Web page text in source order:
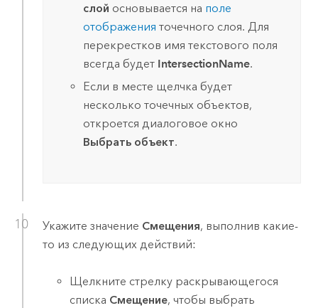
слой основывается на поле
отображения точечного слоя. Для
перекрестков имя текстового поля
всегда будет IntersectionName.
Если в месте щелчка будет
несколько точечных объектов,
откроется диалоговое окно
Выбрать объект.
Укажите значение Смещения, выполнив какие-
то из следующих действий:
Щелкните стрелку раскрывающегося
списка Смещение, чтобы выбрать